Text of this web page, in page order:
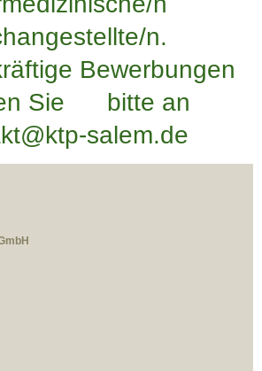
n.
Bewerbungen
Sie bitte an
salem.de